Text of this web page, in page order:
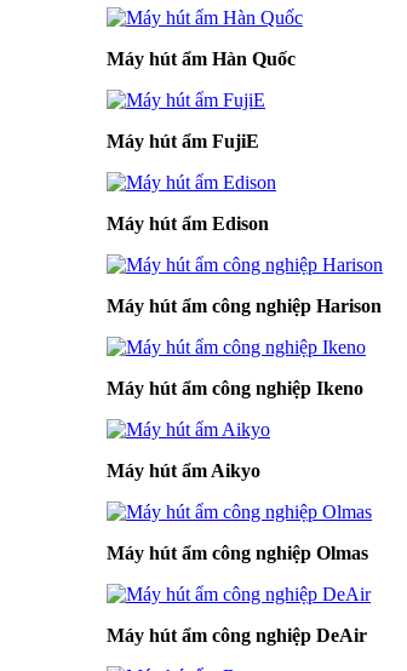
Máy hút ẩm Hàn Quốc
Máy hút ẩm FujiE
Máy hút ẩm Edison
Máy hút ẩm công nghiệp Harison
Máy hút ẩm công nghiệp Ikeno
Máy hút ẩm Aikyo
Máy hút ẩm công nghiệp Olmas
Máy hút ẩm công nghiệp DeAir